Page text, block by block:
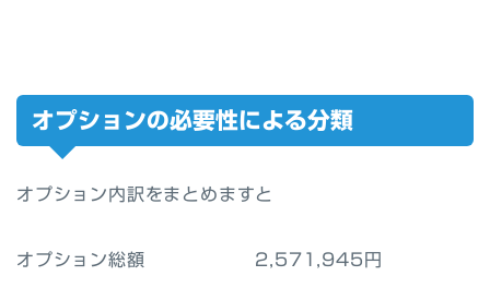
オプションの必要性による分類
オプション内訳をまとめますと
オプション総額 2,571,945円